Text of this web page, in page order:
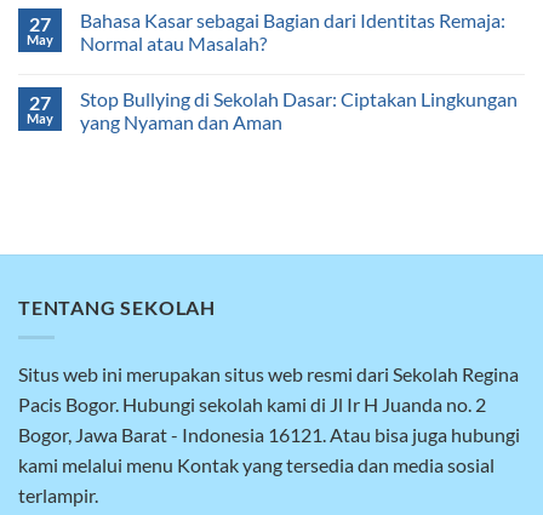
27
May
Bahasa Kasar sebagai Bagian dari Identitas Remaja:
Normal atau Masalah?
27
May
Stop Bullying di Sekolah Dasar: Ciptakan Lingkungan
yang Nyaman dan Aman
TENTANG SEKOLAH
Situs web ini merupakan situs web resmi dari Sekolah Regina
Pacis Bogor. Hubungi sekolah kami di Jl Ir H Juanda no. 2
Bogor, Jawa Barat - Indonesia 16121. Atau bisa juga hubungi
kami melalui menu Kontak yang tersedia dan media sosial
terlampir.